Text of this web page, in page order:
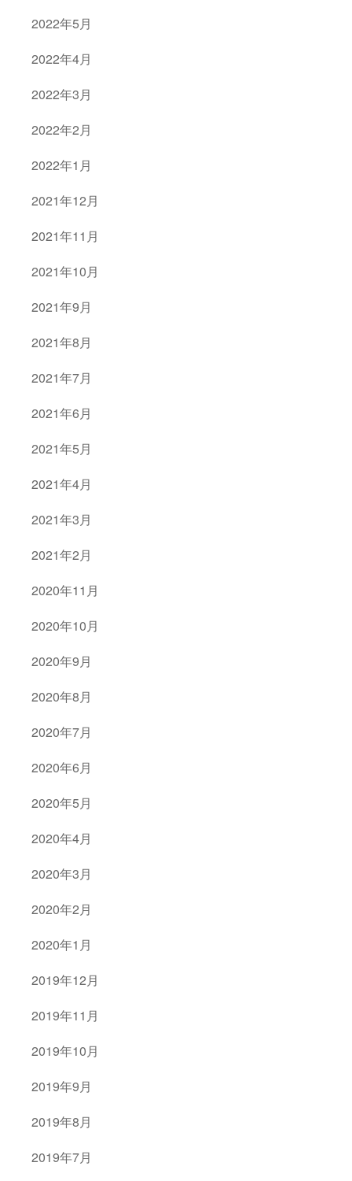
2022年5月
2022年4月
2022年3月
2022年2月
2022年1月
2021年12月
2021年11月
2021年10月
2021年9月
2021年8月
2021年7月
2021年6月
2021年5月
2021年4月
2021年3月
2021年2月
2020年11月
2020年10月
2020年9月
2020年8月
2020年7月
2020年6月
2020年5月
2020年4月
2020年3月
2020年2月
2020年1月
2019年12月
2019年11月
2019年10月
2019年9月
2019年8月
2019年7月